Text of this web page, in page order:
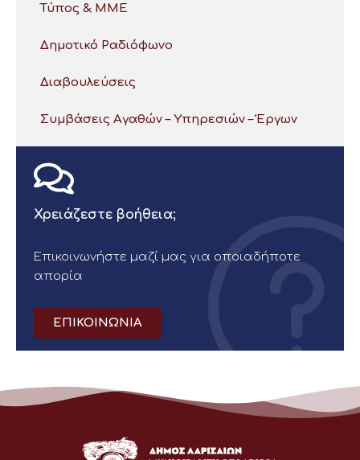
Τύπος & ΜΜΕ
Δημοτικό Ραδιόφωνο
Διαβουλεύσεις
Συμβάσεις Αγαθών – Υπηρεσιών – Έργων
Χρειάζεστε βοήθεια;
Επικοινωνήστε μαζί μας για οποιαδήποτε
απορία
ΕΠΙΚΟΙΝΩΝΙΑ